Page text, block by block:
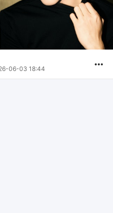
06-03 18:44